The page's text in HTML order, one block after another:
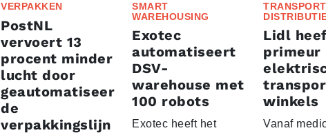
VERPAKKEN
PostNL
vervoert 13
procent minder
lucht door
geautomatiseer
de
verpakkingslijn
SMART
WAREHOUSING
Exotec
automatiseert
DSV-
warehouse met
100 robots
Exotec heeft het
Lidl
primeur
winkels
Vanaf